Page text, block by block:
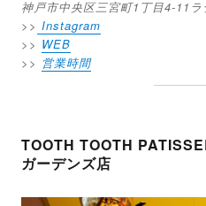
神戸市中央区三宮町1丁目4-11
>> Instagram
>> WEB
>> 営業時間
TOOTH TOOTH
ガーデンズ店